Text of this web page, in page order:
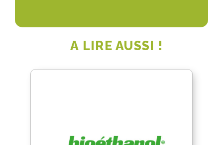
A LIRE AUSSI !